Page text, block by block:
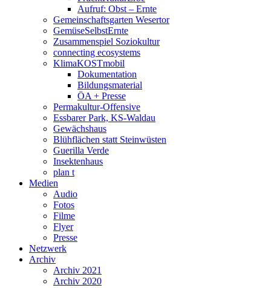
Aufruf: Obst – Ernte
Gemeinschaftsgarten Wesertor
GemüseSelbstErnte
Zusammenspiel Soziokultur
connecting ecosystems
KlimaKOSTmobil
Dokumentation
Bildungsmaterial
ÖA + Presse
Permakultur-Offensive
Essbarer Park, KS-Waldau
Gewächshaus
Blühflächen statt Steinwüsten
Guerilla Verde
Insektenhaus
plan t
Medien
Audio
Fotos
Filme
Flyer
Presse
Netzwerk
Archiv
Archiv 2021
Archiv 2020